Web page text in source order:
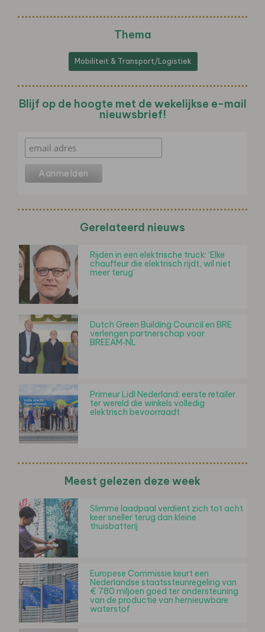
Thema
Mobiliteit & Transport/Logistiek
Blijf op de hoogte met de wekelijkse e-mail
nieuwsbrief!
Gerelateerd nieuws
Rijden in een elektrische truck: ‘Elke
chauffeur die elektrisch rijdt, wil niet
meer terug’
Dutch Green Building Council en BRE
verlengen partnerschap voor
BREEAM‑NL
Primeur Lidl Nederland: eerste retailer
ter wereld die winkels volledig
elektrisch bevoorraadt
Meest gelezen deze week
Slimme laadpaal verdient zich tot acht
keer sneller terug dan kleine
thuisbatterij
Europese Commissie keurt een
Nederlandse staatssteunregeling van
€ 780 miljoen goed ter ondersteuning
van de productie van hernieuwbare
waterstof